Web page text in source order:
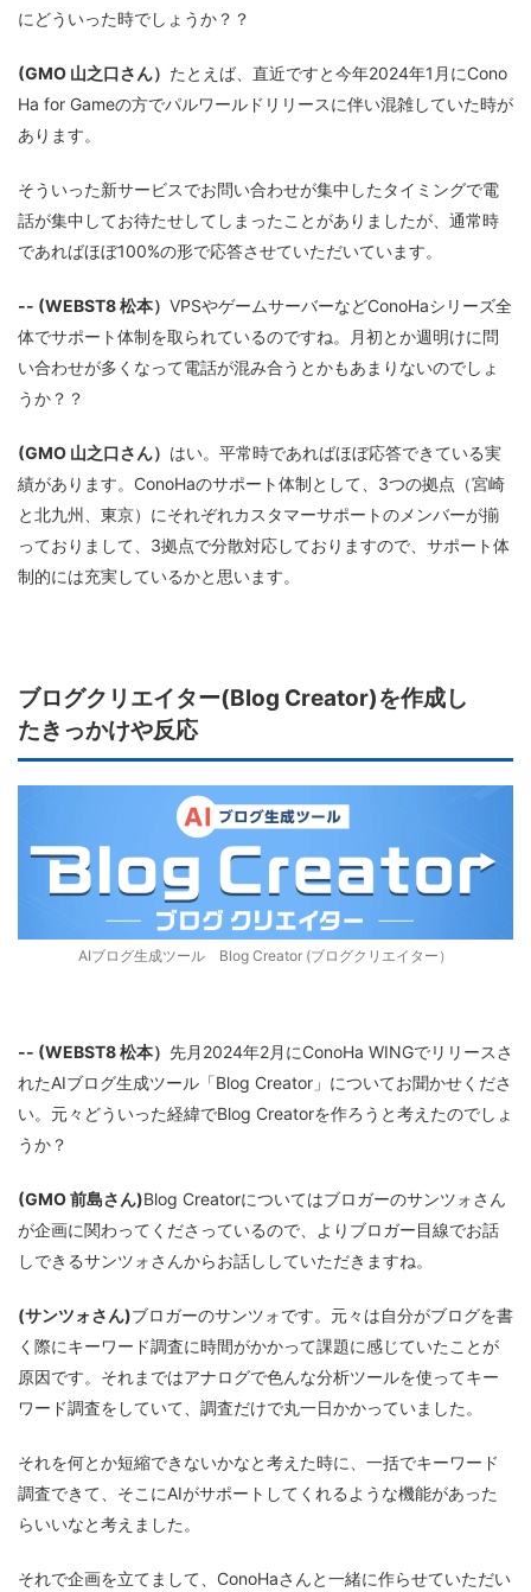
にどういった時でしょうか？？
(GMO 山之口さん） たとえば、直近ですと今年2024年1月にCono
Ha for Gameの方でパルワールドリリースに伴い混雑していた時が
あります。
そういった新サービスでお問い合わせが集中したタイミングで電
話が集中してお待たせしてしまったことがありましたが、通常時
であればほぼ100%の形で応答させていただいています。
-- (WEBST8 松本） VPSやゲームサーバーなどConoHaシリーズ全
体でサポート体制を取られているのですね。月初とか週明けに問
い合わせが多くなって電話が混み合うとかもあまりないのでしょ
うか？？
(GMO 山之口さん） はい。平常時であればほぼ応答できている実
績があります。ConoHaのサポート体制として、3つの拠点（宮崎
と北九州、東京）にそれぞれカスタマーサポートのメンバーが揃
っておりまして、3拠点で分散対応しておりますので、サポート体
制的には充実しているかと思います。
ブログクリエイター(Blog Creator)を作成し
たきっかけや反応
AIブログ生成ツール Blog Creator (ブログクリエイター）
-- (WEBST8 松本） 先月2024年2月にConoHa WINGでリリースさ
れたAIブログ生成ツール「Blog Creator」についてお聞かせくださ
い。元々どういった経緯でBlog Creatorを作ろうと考えたのでしょ
うか？
(GMO 前島さん)Blog Creatorについてはブロガーのサンツォさん
が企画に関わってくださっているので、よりブロガー目線でお話
しできるサンツォさんからお話ししていただきますね。
(サンツォさん)ブロガーのサンツォです。元々は自分がブログを書
く際にキーワード調査に時間がかかって課題に感じていたことが
原因です。それまではアナログで色んな分析ツールを使ってキー
ワード調査をしていて、調査だけで丸一日かかっていました。
それを何とか短縮できないかなと考えた時に、一括でキーワード
調査できて、そこにAIがサポートしてくれるような機能があった
らいいなと考えました。
それで企画を立てまして、ConoHaさんと一緒に作らせていただい